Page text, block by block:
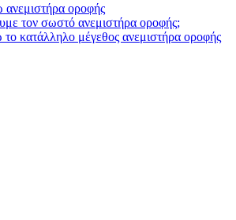
ανεμιστήρα οροφής
τον σωστό ανεμιστήρα οροφής;
κατάλληλο μέγεθος ανεμιστήρα οροφής